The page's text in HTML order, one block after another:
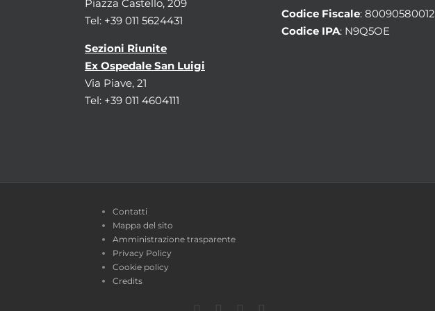
Piazza Castello, 209
Tel: +39 011 5624431
Sezioni Riunite
Ex Ospedale San Luigi
Via Piave, 21
Tel: +39 011 4604111
Codice Fiscale: 80090580012
Codice IPA: N9Q5OE
Contatti
Mappa del sito
Amministrazione trasparente
Privacy Policy
Cookie policy
Credits